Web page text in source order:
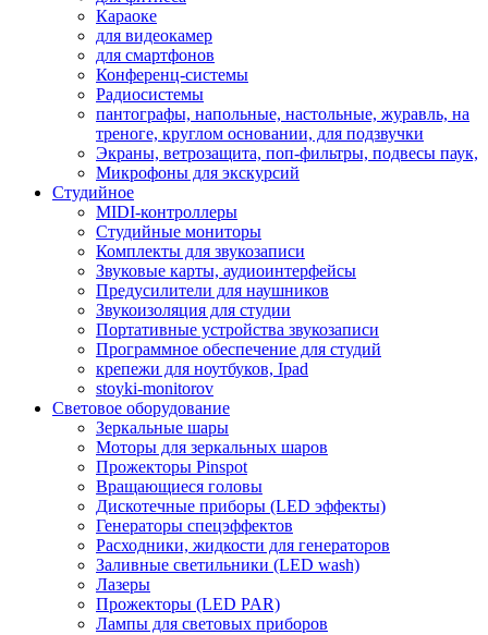
Караоке
для видеокамер
для смартфонов
Конференц-системы
Радиосистемы
пантографы, напольные, настольные, журавль, на
треноге, круглом основании, для подзвучки
Экраны, ветрозащита, поп-фильтры, подвесы паук,
Микрофоны для экскурсий
Студийное
MIDI-контроллеры
Студийные мониторы
Комплекты для звукозаписи
Звуковые карты, аудиоинтерфейсы
Предусилители для наушников
Звукоизоляция для студии
Портативные устройства звукозаписи
Программное обеспечение для студий
крепежи для ноутбуков, Ipad
stoyki-monitorov
Световое оборудование
Зеркальные шары
Моторы для зеркальных шаров
Прожекторы Pinspot
Вращающиеся головы
Дискотечные приборы (LED эффекты)
Генераторы спецэффектов
Расходники, жидкости для генераторов
Заливные светильники (LED wash)
Лазеры
Прожекторы (LED PAR)
Лампы для световых приборов